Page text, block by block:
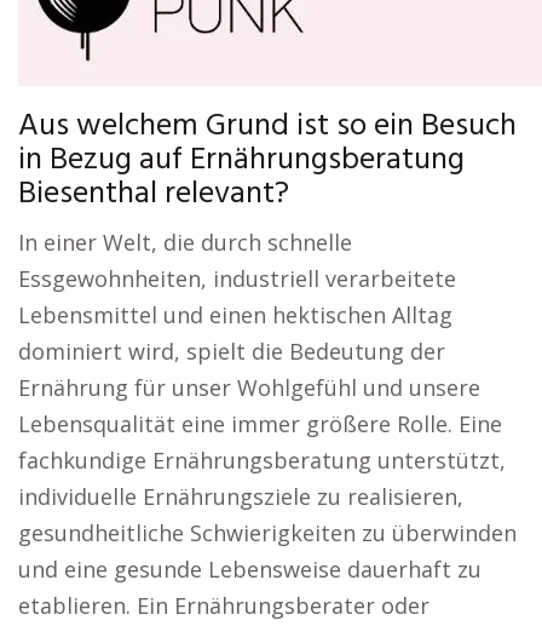
Aus welchem Grund ist so ein Besuch
in Bezug auf Ernährungsberatung
Biesenthal relevant?
In einer Welt, die durch schnelle
Essgewohnheiten, industriell verarbeitete
Lebensmittel und einen hektischen Alltag
dominiert wird, spielt die Bedeutung der
Ernährung für unser Wohlgefühl und unsere
Lebensqualität eine immer größere Rolle. Eine
fachkundige Ernährungsberatung unterstützt,
individuelle Ernährungsziele zu realisieren,
gesundheitliche Schwierigkeiten zu überwinden
und eine gesunde Lebensweise dauerhaft zu
etablieren. Ein Ernährungsberater oder